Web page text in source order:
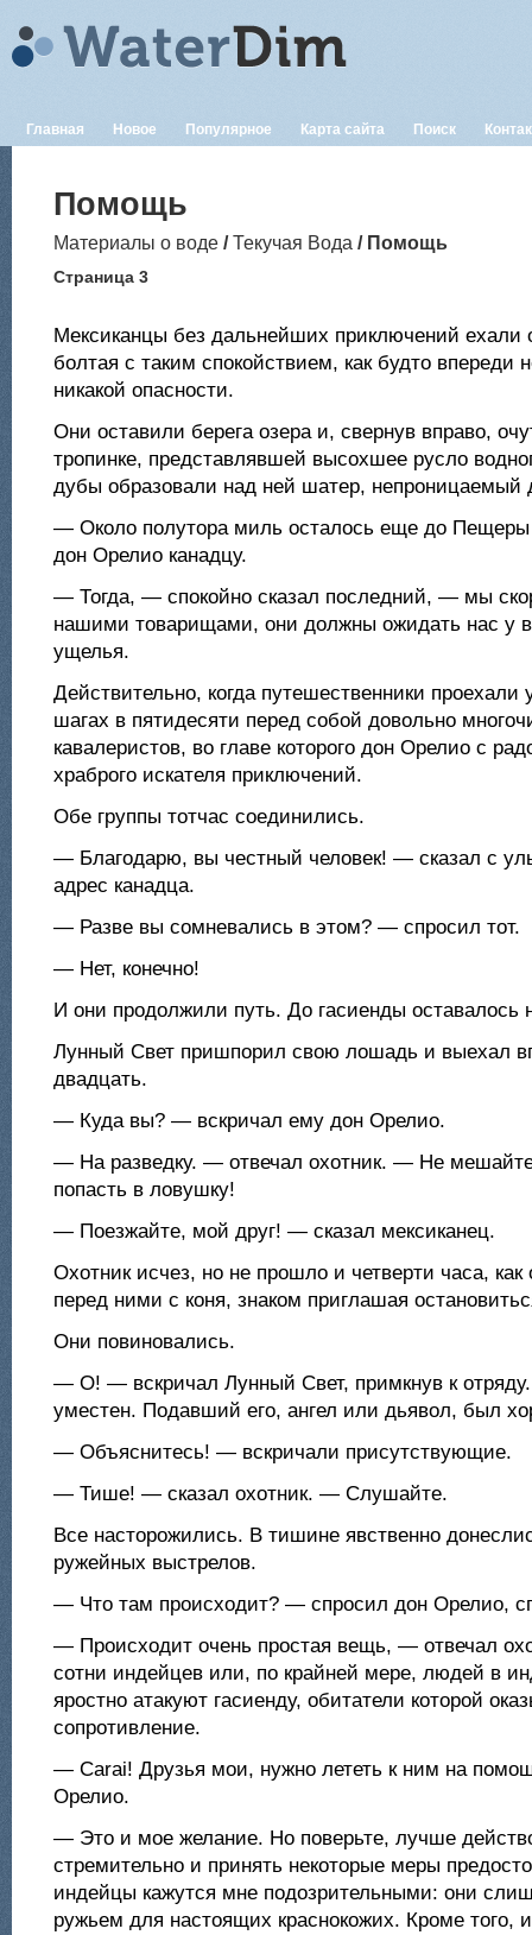
Главная Новое Популярное Карта сайта Поиск
Помощь
Материалы о воде /Текучая Вода / Помощь
Страница 3
Мексиканцы без дальнейших приключений ехали
болтая с таким спокойствием, как будто впереди
никакой опасности.
Они оставили берега озера и, свернув вправо,
тропинке, представлявшей высохшее русло
дубы образовали над ней шатер, непроницаемый
— Около полутора миль осталось еще до Пещеры
дон Орелио канадцу.
— Тогда, — спокойно сказал последний, — мы
нашими товарищами, они должны ожидать нас у
ущелья.
Действительно, когда путешественники
шагах в пятидесяти перед собой довольно
кавалеристов, во главе которого дон Орелио с
храброго искателя приключений.
Обе группы тотчас соединились.
— Благодарю, вы честный человек! — сказал с
адрес канадца.
— Разве вы сомневались в этом? — спросил тот.
— Нет, конечно!
И они продолжили путь. До гасиенды оставалось
Лунный Свет пришпорил свою лошадь и выехал
двадцать.
— Куда вы? — вскричал ему дон Орелио.
— На разведку. — отвечал охотник. — Не
попасть в ловушку!
— Поезжайте, мой друг! — сказал мексиканец.
Охотник исчез, но не прошло и четверти часа, как
перед ними с коня, знаком приглашая
Они повиновались.
— О! — вскричал Лунный Свет, примкнув к
уместен. Подавший его, ангел или дьявол, был
— Объяснитесь! — вскричали присутствующие.
— Тише! — сказал охотник. — Слушайте.
Все насторожились. В тишине явственно
ружейных выстрелов.
— Что там происходит? — спросил дон Орелио,
— Происходит очень простая вещь, — отвечал
сотни индейцев или, по крайней мере, людей в
яростно атакуют гасиенду, обитатели которой
сопротивление.
— Carai! Друзья мои, нужно лететь к ним на
Орелио.
— Это и мое желание. Но поверьте, лучше
стремительно и принять некоторые меры
индейцы кажутся мне подозрительными: они
ружьем для настоящих краснокожих. Кроме того,